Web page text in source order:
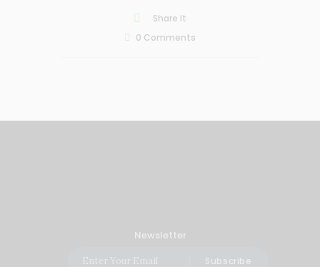
Share It
0 Comments
Newsletter
Subscribe